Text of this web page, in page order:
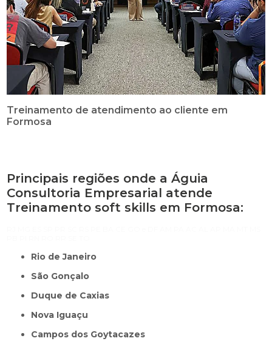
Treinamento de atendimento ao cliente em
Formosa
Principais regiões onde a Águia
Consultoria Empresarial atende
Treinamento soft skills em Formosa:
Rio de Janeiro
São Gonçalo
Duque de Caxias
Nova Iguaçu
Campos dos Goytacazes